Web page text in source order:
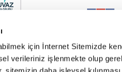
için İnternet Sitemizde
verileriniz işlenmekte olup